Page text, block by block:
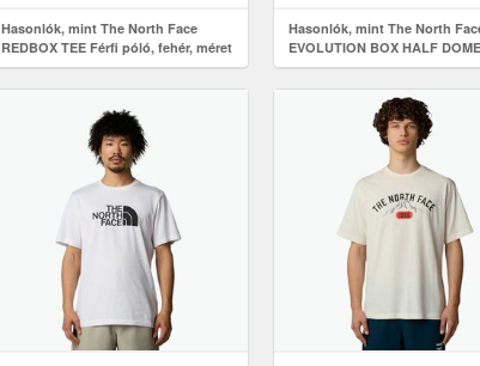
Hasonlók, mint The North Face
REDBOX TEE Férfi póló, fehér, méret
Hasonlók, mint The North
EVOLUTION BOX HALF DOME
REGULAR Férfi póló, fehér,